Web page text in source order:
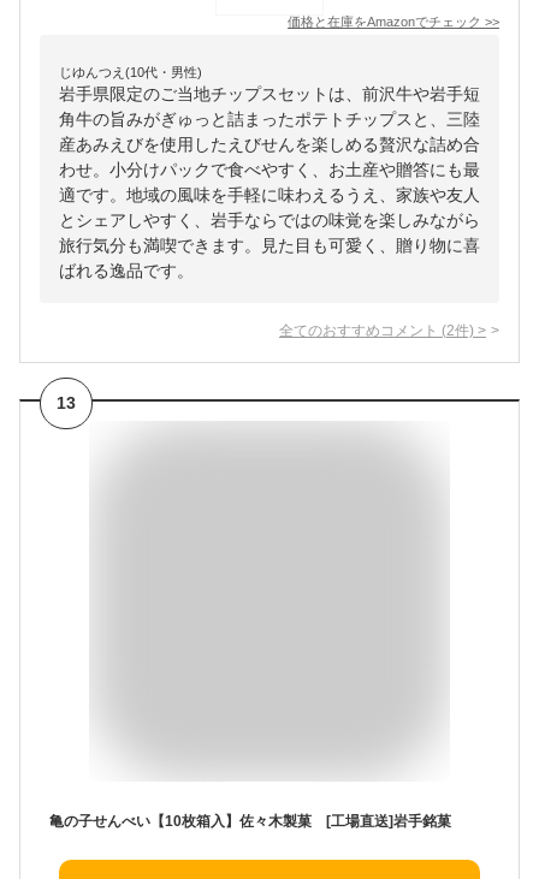
価格と在庫をAmazonでチェック >>
じゆんつえ(10代・男性)
岩手県限定のご当地チップスセットは、前沢牛や岩手短
角牛の旨みがぎゅっと詰まったポテトチップスと、三陸
産あみえびを使用したえびせんを楽しめる贅沢な詰め合
わせ。小分けパックで食べやすく、お土産や贈答にも最
適です。地域の風味を手軽に味わえるうえ、家族や友人
とシェアしやすく、岩手ならではの味覚を楽しみながら
旅行気分も満喫できます。見た目も可愛く、贈り物に喜
ばれる逸品です。
全てのおすすめコメント (2件) >
13
亀の子せんべい【10枚箱入】佐々木製菓 [工場直送]岩手銘菓